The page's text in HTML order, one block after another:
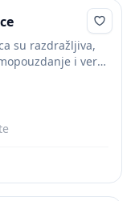
su razdražljiva,
i veru